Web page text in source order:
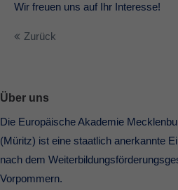
Wir freuen uns auf Ihr Interesse!
Zurück
Über uns
Die Europäische Akademie
(Müritz) ist eine staatlich anerkannte
nach dem
Vorpommern.